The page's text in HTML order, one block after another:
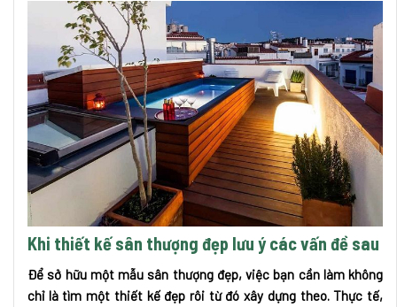
Khi thiết kế sân thượng đẹp lưu ý các vấn đề sau
Để sở hữu một mẫu sân thượng đẹp, việc bạn cần làm không
chỉ là tìm một thiết kế đẹp rôi từ đó xây dựng theo. Thực tế,